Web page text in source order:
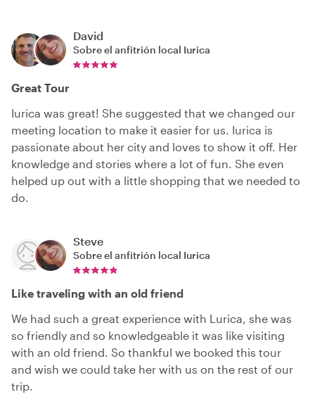
David
Sobre el anfitrión local Iurica
Great Tour
Iurica was great! She suggested that we changed our
meeting location to make it easier for us. Iurica is
passionate about her city and loves to show it off. Her
knowledge and stories where a lot of fun. She even
helped up out with a little shopping that we needed to
do.
Steve
Sobre el anfitrión local Iurica
Like traveling with an old friend
We had such a great experience with Lurica, she was
so friendly and so knowledgeable it was like visiting
with an old friend. So thankful we booked this tour
and wish we could take her with us on the rest of our
trip.